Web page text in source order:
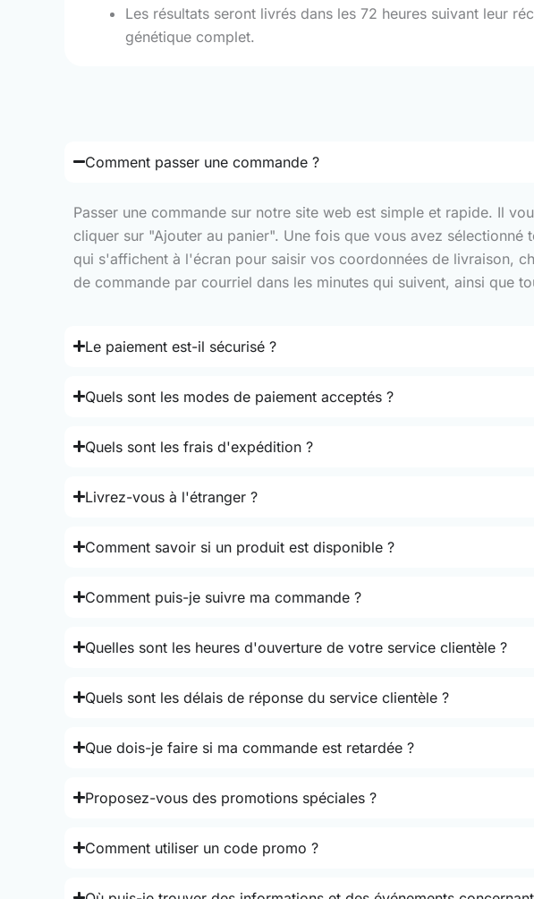
Les résultats seront livrés dans les 72 heures suivant leur
génétique complet.
Comment passer une commande ?
Passer une commande sur notre site web est simple et rapide. Il
cliquer sur "Ajouter au panier". Une fois que vous avez
qui s'affichent à l'écran pour saisir vos coordonnées de livraison,
de commande par courriel dans les minutes qui suivent, ainsi que
Le paiement est-il sécurisé ?
Quels sont les modes de paiement acceptés ?
Quels sont les frais d'expédition ?
Livrez-vous à l'étranger ?
Comment savoir si un produit est disponible ?
Comment puis-je suivre ma commande ?
Quelles sont les heures d'ouverture de votre service clientèle ?
Quels sont les délais de réponse du service clientèle ?
Que dois-je faire si ma commande est retardée ?
Proposez-vous des promotions spéciales ?
Comment utiliser un code promo ?